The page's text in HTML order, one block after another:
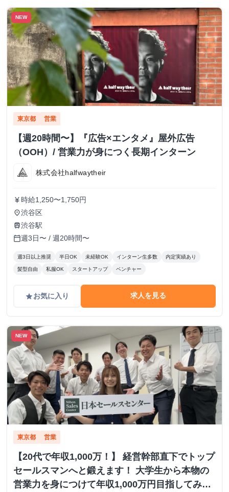
NEW
東京都 営業
【週20時間〜】『広告×エンタメ』屋外広告
（OOH）/ 営業力が身につく長期インターン
株式会社halfwaytheir
currency_yen 時給1,250〜1,750円
place渋谷区
train渋谷駅
calendar_today週3日〜 / 週20時間〜
週3日以上推奨 半日OK 未経験OK インターン生多数 内定実績あり
髪型自由 私服OK スタートアップ ベンチャー
gradeお気に入り 求人を見る
NEW
東京都 営業
【20代で年収1,000万！】 経営幹部直下でトップ
セールスマンへと鍛えます！ 大学生から本物の
営業力を身につけて年収1,000万円目指してみま